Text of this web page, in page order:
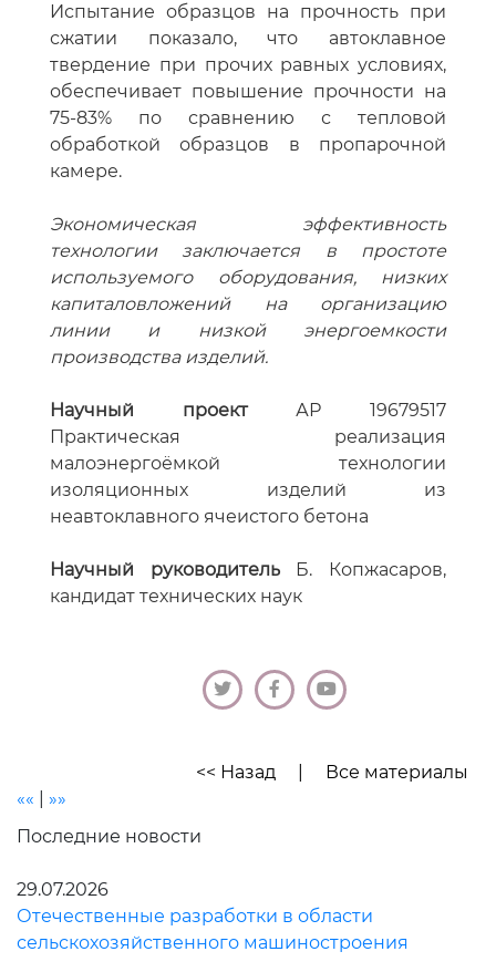
Испытание образцов на прочность при
сжатии показало, что автоклавное
твердение при прочих равных условиях,
обеспечивает повышение прочности на
75-83% по сравнению с тепловой
обработкой образцов в пропарочной
камере.
Экономическая эффективность
технологии заключается в простоте
используемого оборудования, низких
капиталовложений на организацию
линии и низкой энергоемкости
производства изделий.
Научный проектАР 19679517
Практическая реализация
малоэнергоёмкой технологии
изоляционных изделий из
неавтоклавного ячеистого бетона
Научный руководительБ. Копжасаров,
кандидат технических наук
<< Назад
Все материалы
««
»»
Последние новости
29.07.2026
Отечественные разработки в области
сельскохозяйственного машиностроения